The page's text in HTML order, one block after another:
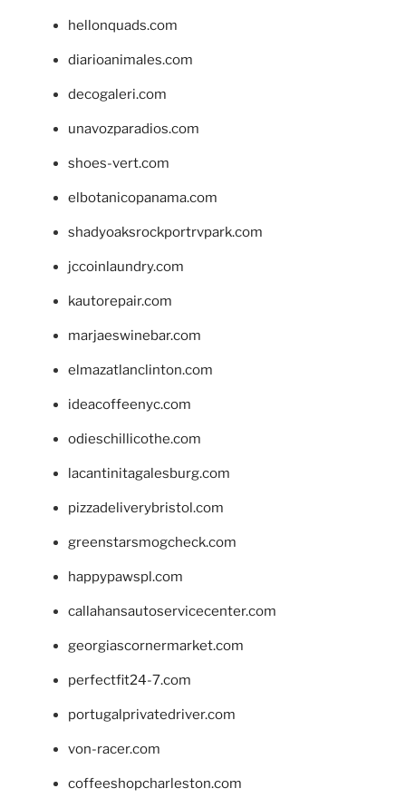
hellonquads.com
diarioanimales.com
decogaleri.com
unavozparadios.com
shoes-vert.com
elbotanicopanama.com
shadyoaksrockportrvpark.com
jccoinlaundry.com
kautorepair.com
marjaeswinebar.com
elmazatlanclinton.com
ideacoffeenyc.com
odieschillicothe.com
lacantinitagalesburg.com
pizzadeliverybristol.com
greenstarsmogcheck.com
happypawspl.com
callahansautoservicecenter.com
georgiascornermarket.com
perfectfit24-7.com
portugalprivatedriver.com
von-racer.com
coffeeshopcharleston.com